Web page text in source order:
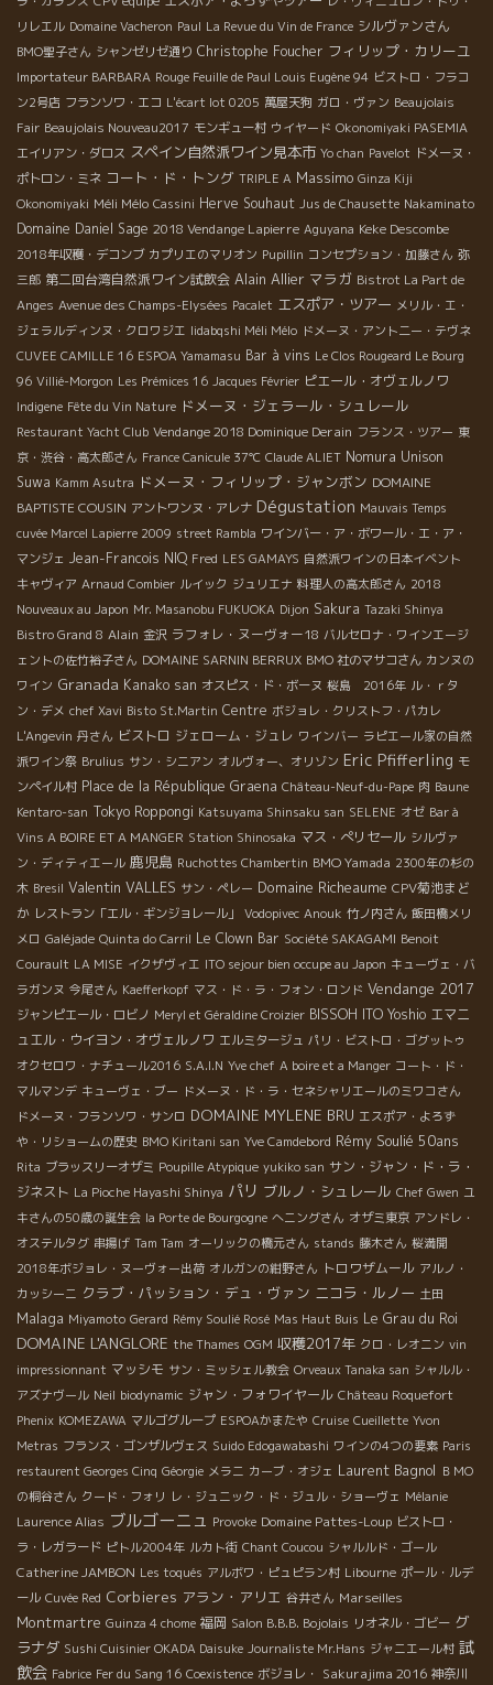
リレエル Domaine Vacheron Paul La Revue du Vin de France シルヴァンさん
BMO聖子さん シャンゼリゼ通り Christophe Foucher フィリップ・カリーユ
Importateur BARBARA Rouge Feuille de Paul Louis Eugène 94 ビストロ・フラコ
ン2号店 フランソワ・エコ L'écart lot 0205 萬屋天狗 ガロ・ヴァン Beaujolais
Fair Beaujolais Nouveau2017 モンギュー村 ウイヤード Okonomiyaki PASEMIA
エイリアン・ダロス スペイン自然派ワイン見本市 Yo chan Pavelot ドメーヌ・
ポトロン・ミネ コート・ド・トング TRIPLE A Massimo Ginza Kiji
Okonomiyaki Méli Mélo Cassini Herve Souhaut Jus de Chausette Nakaminato
Domaine Daniel Sage 2018 Vendange Lapierre Aguyana Keke Descombe
2018年収穫・デコンブ カプリエのマリオン Pupillin コンセプション・加藤さん 弥
三郎 第二回台湾自然派ワイン試飲会 Alain Allier マラガ Bistrot La Part de
Anges Avenue des Champs-Elysées Pacalet エスポア・ツアー メリル・エ・
ジェラルディンヌ・クロワジエ Iidabqshi Méli Mélo ドメーヌ・アント二ー・テヴネ
CUVEE CAMILLE 16 ESPOA Yamamasu Bar à vins Le Clos Rougeard Le Bourg
96 Villié-Morgon Les Prémices 16 Jacques Février ピエール・オヴェルノワ
Indigene Fête du Vin Nature ドメーヌ・ジェラール・シュレール
Restaurant Yacht Club Vendange 2018 Dominique Derain フランス・ツアー 東
京・渋谷・高太郎さん France Canicule 37℃ Claude ALIET Nomura Unison
Suwa Kamm Asutra ドメーヌ・フィリップ・ジャンボン DOMAINE
BAPTISTE COUSIN アントワンヌ・アレナ Dégustation Mauvais Temps
cuvée Marcel Lapierre 2009 street Rambla ワインバー・ア・ボワール・エ・ア・
マンジェ Jean-Francois NIQ Fred LES GAMAYS 自然派ワインの日本イベント
キャヴィア Arnaud Combier ルイック ジュリエナ 料理人の高太郎さん 2018
Nouveaux au Japon Mr. Masanobu FUKUOKA Dijon Sakura Tazaki Shinya
Bistro Grand 8 Alain 金沢 ラフォレ・ヌーヴォー18 バルセロナ・ワインエージ
ェントの佐竹裕子さん DOMAINE SARNIN BERRUX BMO 社のマサコさん カンヌの
ワイン Granada Kanako san オスピス・ド・ボーヌ 桜島 2016年 ル・ｒタ
ン・デメ chef Xavi Bisto St.Martin Centre ボジョレ・クリストフ・パカレ
L'Angevin 丹さん ビストロ ジェローム・ジュレ ワインバー ラピエール家の自然
派ワイン祭 Brulius サン・シニアン オルヴォー、オリゾン Eric Pfifferling モ
ンペイル村 Place de la République Graena Château-Neuf-du-Pape 肉 Baune
Kentaro-san Tokyo Roppongi Katsuyama Shinsaku san SELENE オゼ Bar à
Vins A BOIRE ET A MANGER Station Shinosaka マス・ぺリセール シルヴァ
ン・ディティエール 鹿児島 Ruchottes Chambertin BMO Yamada 2300年の杉の
木 Bresil Valentin VALLES サン・ペレー Domaine Richeaume CPV菊池まど
か レストラン「エル・ギンジョレール」 Vodopivec Anouk 竹ノ内さん 飯田橋メリ
メロ Galéjade Quinta do Carril Le Clown Bar Société SAKAGAMI Benoit
Courault LA MISE イクザヴィエ ITO sejour bien occupe au Japon キューヴェ・バ
ラガンヌ 今尾さん Kaefferkopf マス・ド・ラ・フォン・ロンド Vendange 2017
ジャンピエール・ロビノ Meryl et Géraldine Croizier BISSOH ITO Yoshio エマニ
ュエル・ウイヨン・オヴェルノワ エルミタージュ パリ・ビストロ・ゴグットゥ
オクセロワ・ナチュール2016 S.A.I.N Yve chef A boire et a Manger コート・ド・
マルマンデ キューヴェ・ブー ドメーヌ・ド・ラ・セネシャリエールのミワコさん
ドメーヌ・フランソワ・サンロ DOMAINE MYLENE BRU エスポア・よろず
や・リショームの歴史 BMO Kiritani san Yve Camdebord Rémy Soulié 50ans
Rita ブラッスリーオザミ Poupille Atypique yukiko san サン・ジャン・ド・ラ・
ジネスト La Pioche Hayashi Shinya パリ ブルノ・シュレール Chef Gwen ユ
キさんの50歳の誕生会 la Porte de Bourgogne へニングさん オザミ東京 アンドレ・
オステルタグ 串揚げ Tam Tam オーリックの橋元さん stands 藤木さん 桜満開
2018年ボジョレ・ヌーヴォー出荷 オルガンの紺野さん トロワザムール アルノ・
カッシーニ クラブ・パッション・デュ・ヴァン ニコラ・ルノー 土田
Malaga Miyamoto Gerard Rémy Soulié Rosé Mas Haut Buis Le Grau du Roi
DOMAINE L'ANGLORE the Thames OGM 収穫2017年 クロ・レオニン vin
impressionnant マッシモ サン・ミッシェル教会 Orveaux Tanaka san シャルル・
アズナヴール Neil biodynamic ジャン・フォワイヤール Château Roquefort
Phenix KOMEZAWA マルゴグループ ESPOAかまたや Cruise Cueillette Yvon
Metras フランス・ゴンザルヴェス Suido Edogawabashi ワインの4つの要素 Paris
restaurent Georges Cinq Géorgie メラニ カーブ・オジェ Laurent Bagnol ＢＭО
の桐谷さん クード・フォリ レ・ジュニック・ド・ジュル・ショーヴェ Mélanie
Laurence Alias ブルゴーニュ Provoke Domaine Pattes-Loup ビストロ・
ラ・レガラード ピトル2004年 ルカト街 Chant Coucou シャルルド・ゴール
Catherine JAMBON Les toqués アルボワ・ピュピラン村 Libourne ポール・ルデ
ール Cuvée Red Corbieres アラン・アリエ 谷井さん Marseilles
Montmartre Guinza 4 chome 福岡 Salon B.B.B. Bojolais リオネル・ゴビー グ
ラナダ Sushi Cuisinier OKADA Daisuke Journaliste Mr.Hans ジャニエール村 試
飲会 Fabrice Fer du Sang 16 Coexistence ボジョレ・ Sakurajima 2016 神奈川